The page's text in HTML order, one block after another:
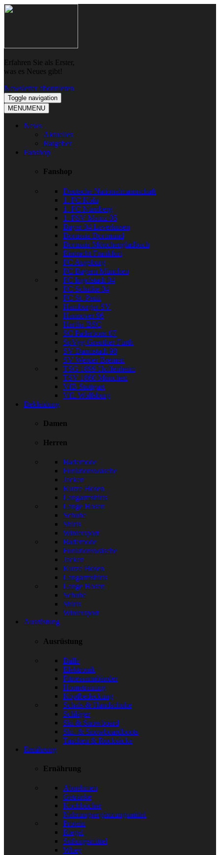
Skip
Skip
Erfahren Sie als Erster,
was es Neues gibt!
Newsletter abonnieren
Toggle navigation
MENUMENU
News
Aktuelles
Ratgeber
Fanshop
Fanshop
Deutsche Nationalmannschaft
1. FC Köln
1. FC Nürnberg
1. FSV Mainz 05
Bayer 04 Leverkusen
Borussia Dortmund
Borussia Mönchengladbach
Eintracht Frankfurt
FC Augsburg
FC Bayern München
FC Ingolstadt 04
FC Schalke 04
FC St. Pauli
Hamburger SV
Hannover 96
Hertha BSC
SC Paderborn 07
SpVgg Greuther Fürth
SV Darmstadt 98
SV Werder Bremen
TSG 1899 Hoffenheim
TSV 1860 München
VfB Stuttgart
VfL Wolfsburg
Bekleidung
Damen
Herren
Bademode
Funktionswäsche
Jacken
Kurze Hosen
Langarmshirts
Lange Hosen
Schuhe
Shirts
Wintersport
Bademode
Funktionswäsche
Jacken
Kurze Hosen
Langarmshirts
Lange Hosen
Schuhe
Shirts
Wintersport
Ausrüstung
Ausrüstung
Bälle
Elektronik
Fitnessarmbänder
Hometraining
Kopfbedeckung
Schals & Handschuhe
Schläger
Ski & Snowboard
Ski- & Snowboardboots
Taschen & Rucksäcke
Ernährung
Ernährung
Abnehmen
Getränke
Kochbücher
Nahrungsergänzungsmittel
Protein
Riegel
Süßungsmittel
Whey